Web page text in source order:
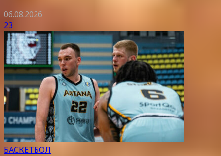
06.08.2026
23
БАСКЕТБОЛ